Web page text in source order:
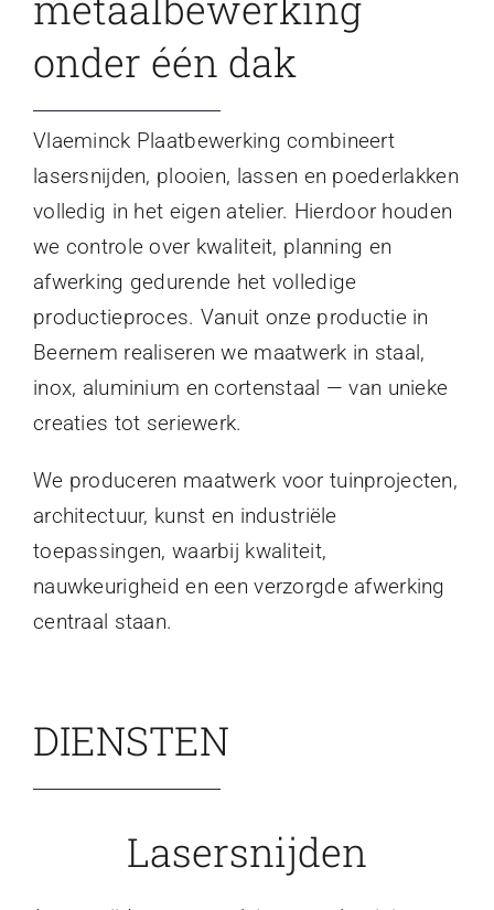
onder één dak
Vlaeminck Plaatbewerking combineert
lasersnijden, plooien, lassen en poederlakken
volledig in het eigen atelier. Hierdoor houden
we controle over kwaliteit, planning en
afwerking gedurende het volledige
productieproces. Vanuit onze productie in
Beernem realiseren we maatwerk in staal,
inox, aluminium en cortenstaal — van unieke
creaties tot seriewerk.
We produceren maatwerk voor tuinprojecten,
architectuur, kunst en industriële
toepassingen, waarbij kwaliteit,
nauwkeurigheid en een verzorgde afwerking
centraal staan.
DIENSTEN
Lasersnijden